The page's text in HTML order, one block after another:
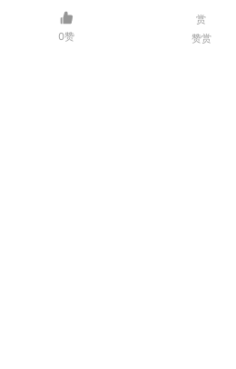
0赞
赏
赞赏